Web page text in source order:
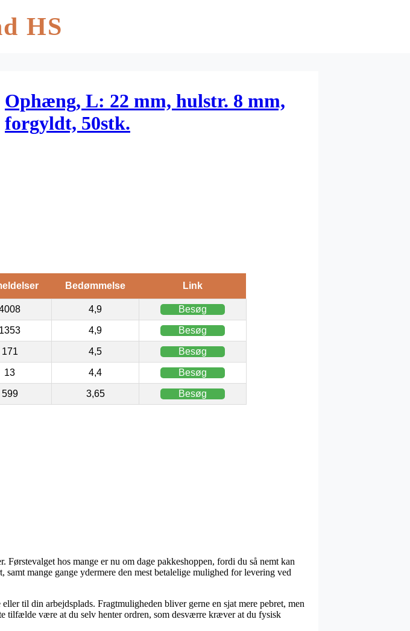
HS
Ophæng, L: 22 mm, hulstr. 8 mm,
forgyldt, 50stk.
Bedømmelse Link
4,9 Besøg
1353 4,9 Besøg
171 4,5 Besøg
13 4,4 Besøg
599 3,65 Besøg
hos mange er nu om dage pakkeshoppen, fordi du så nemt kan
mange gange ydermere den mest betalelige mulighed for levering ved
til din arbejdsplads. Fragtmuligheden bliver gerne en sjat mere pebret, men
tilfælde være at du selv henter ordren, som desværre kræver at du fysisk